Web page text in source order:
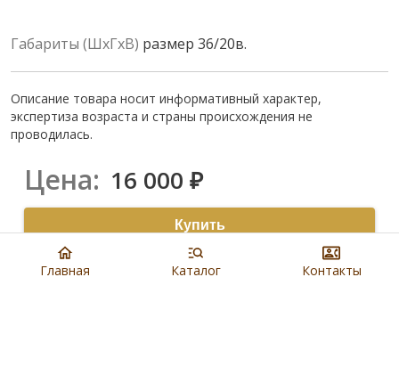
Габариты (ШхГхВ) размер 36/20в.
Описание товара носит информативный характер,
экспертиза возраста и страны происхождения не
проводилась.
Цена: 16 000 ₽
Купить
8 901 279 19 19
Главная Каталог Контакты